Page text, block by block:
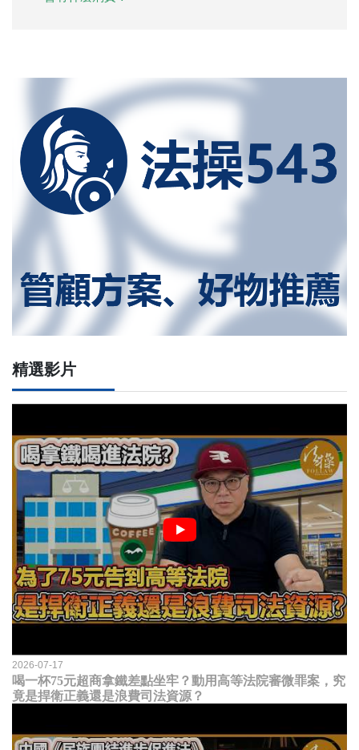
精選影片
2026-07-17
喝一杯75元超商拿鐵差點坐牢？動用高等法院審微罪案，究
竟是捍衛正義還是浪費司法資源？